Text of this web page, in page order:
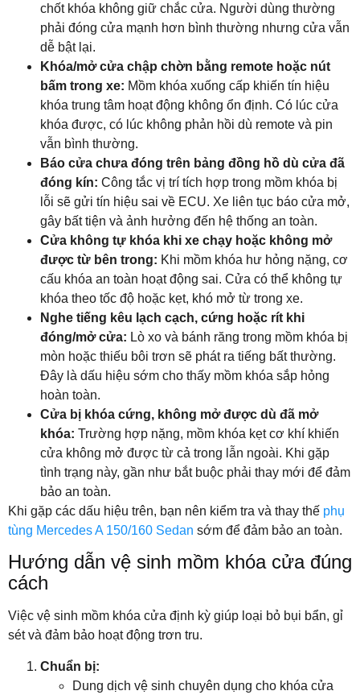
chốt khóa không giữ chắc cửa. Người dùng thường
phải đóng cửa mạnh hơn bình thường nhưng cửa vẫn
dễ bật lại.
Khóa/mở cửa chập chờn bằng remote hoặc nút
bấm trong xe: Mồm khóa xuống cấp khiến tín hiệu
khóa trung tâm hoạt động không ổn định. Có lúc cửa
khóa được, có lúc không phản hồi dù remote và pin
vẫn bình thường.
Báo cửa chưa đóng trên bảng đồng hồ dù cửa đã
đóng kín: Công tắc vị trí tích hợp trong mồm khóa bị
lỗi sẽ gửi tín hiệu sai về ECU. Xe liên tục báo cửa mở,
gây bất tiện và ảnh hưởng đến hệ thống an toàn.
Cửa không tự khóa khi xe chạy hoặc không mở
được từ bên trong: Khi mồm khóa hư hỏng nặng, cơ
cấu khóa an toàn hoạt động sai. Cửa có thể không tự
khóa theo tốc độ hoặc kẹt, khó mở từ trong xe.
Nghe tiếng kêu lạch cạch, cứng hoặc rít khi
đóng/mở cửa: Lò xo và bánh răng trong mồm khóa bị
mòn hoặc thiếu bôi trơn sẽ phát ra tiếng bất thường.
Đây là dấu hiệu sớm cho thấy mồm khóa sắp hỏng
hoàn toàn.
Cửa bị khóa cứng, không mở được dù đã mở
khóa: Trường hợp nặng, mồm khóa kẹt cơ khí khiến
cửa không mở được từ cả trong lẫn ngoài. Khi gặp
tình trạng này, gần như bắt buộc phải thay mới để đảm
bảo an toàn.
Khi gặp các dấu hiệu trên, bạn nên kiểm tra và thay thế phụ
tùng Mercedes A 150/160 Sedan sớm để đảm bảo an toàn.
Hướng dẫn vệ sinh mồm khóa cửa đúng
cách
Việc vệ sinh mồm khóa cửa định kỳ giúp loại bỏ bụi bẩn, gỉ
sét và đảm bảo hoạt động trơn tru.
Chuẩn bị:
Dung dịch vệ sinh chuyên dụng cho khóa cửa